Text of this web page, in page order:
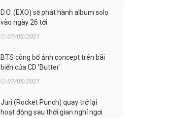
D.O. (EXO) sẽ phát hành album solo
vào ngày 26 tới
07/05/2021
BTS công bố ảnh concept trên bãi
biển của CD 'Butter'
07/05/2021
Juri (Rocket Punch) quay trở lại
hoạt động sau thời gian nghỉ ngơi